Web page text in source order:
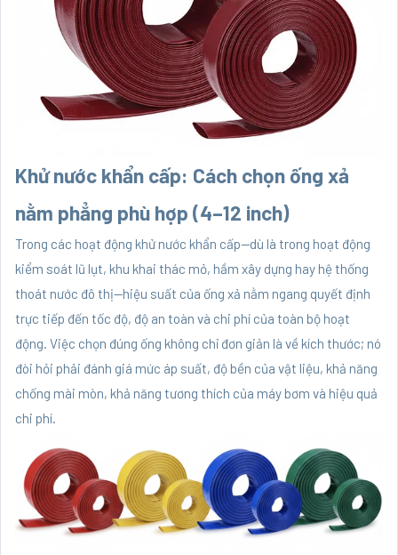
Khử nước khẩn cấp: Cách chọn ống xả
nằm phẳng phù hợp (4–12 inch)
Trong các hoạt động khử nước khẩn cấp—dù là trong hoạt động
kiểm soát lũ lụt, khu khai thác mỏ, hầm xây dựng hay hệ thống
thoát nước đô thị—hiệu suất của ống xả nằm ngang quyết định
trực tiếp đến tốc độ, độ an toàn và chi phí của toàn bộ hoạt
động. Việc chọn đúng ống không chỉ đơn giản là về kích thước; nó
đòi hỏi phải đánh giá mức áp suất, độ bền của vật liệu, khả năng
chống mài mòn, khả năng tương thích của máy bơm và hiệu quả
chi phí.